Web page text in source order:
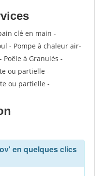
clé en main -
- Pompe à chaleur air-
à Granulés -
ou partielle -
ou partielle -